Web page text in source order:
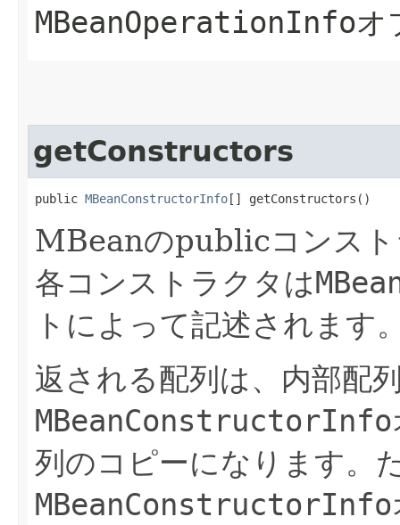
MBeanOperationInfoオ
getConstructors
public MBeanConstructorInfo [] getConstructors()
MBeanのpublicコンスト
各コンストラクタは
トによって記述されます
返される配列は、内部配
MBeanConstructorInfo
列のコピーになります。
MBeanConstructorInfo